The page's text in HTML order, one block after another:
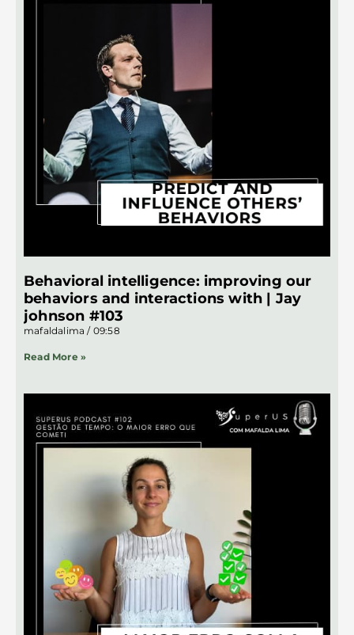
Behavioral intelligence: improving our
behaviors and interactions with | Jay
johnson #103
mafaldalima 09:58
Read More »